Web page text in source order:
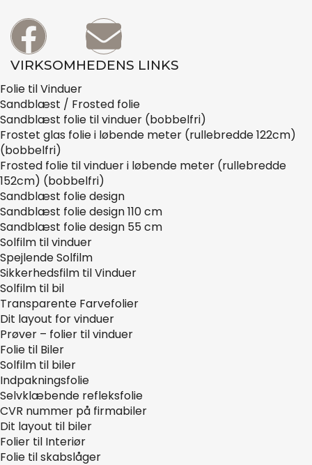
VIRKSOMHEDENS LINKS
Folie til Vinduer
Sandblæst / Frosted folie
Sandblæst folie til vinduer (bobbelfri)
Frostet glas folie i løbende meter (rullebredde 122cm)
(bobbelfri)
Frosted folie til vinduer i løbende meter (rullebredde
152cm) (bobbelfri)
Sandblæst folie design
Sandblæst folie design 110 cm
Sandblæst folie design 55 cm
Solfilm til vinduer
Spejlende Solfilm
Sikkerhedsfilm til Vinduer
Solfilm til bil
Transparente Farvefolier
Dit layout for vinduer
Prøver – folier til vinduer
Folie til Biler
Solfilm til biler
Indpakningsfolie
Selvklæbende refleksfolie
CVR nummer på firmabiler
Dit layout til biler
Folier til Interiør
Folie til skabslåger